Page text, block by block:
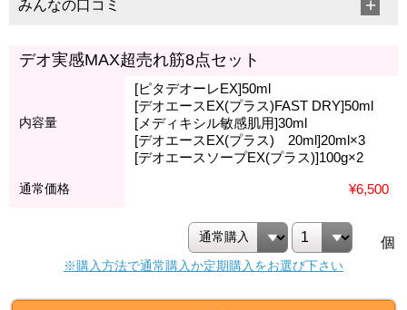
みんなの口コミ
デオ実感MAX超売れ筋8点セット
内容量
[ピタデオーレEX]50ml
[デオエースEX(プラス)FAST DRY]50ml
[メディキシル敏感肌用]30ml
[デオエースEX(プラス) 20ml]20ml×3
[デオエースソープEX(プラス)]100g×2
通常価格 ¥6,500
個
※購入方法で通常購入か定期購入をお選び下さい